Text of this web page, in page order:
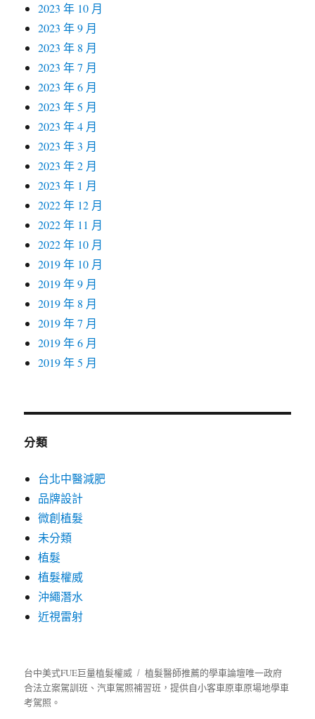
2023 年 10 月
2023 年 9 月
2023 年 8 月
2023 年 7 月
2023 年 6 月
2023 年 5 月
2023 年 4 月
2023 年 3 月
2023 年 2 月
2023 年 1 月
2022 年 12 月
2022 年 11 月
2022 年 10 月
2019 年 10 月
2019 年 9 月
2019 年 8 月
2019 年 7 月
2019 年 6 月
2019 年 5 月
分類
台北中醫減肥
品牌設計
微創植髮
未分類
植髮
植髮權威
沖繩潛水
近視雷射
台中美式FUE巨量植髮權威 植髮醫師推薦的學車論壇唯一政府
合法立案駕訓班、汽車駕照補習班，提供自小客車原車原場地學車
考駕照。